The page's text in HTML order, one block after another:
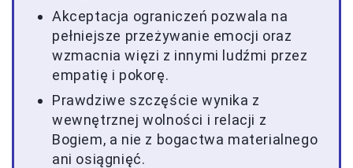
Akceptacja ograniczeń pozwala na
pełniejsze przeżywanie emocji oraz
wzmacnia więzi z innymi ludźmi przez
empatię i pokorę.
Prawdziwe szczęście wynika z
wewnętrznej wolności i relacji z
Bogiem, a nie z bogactwa materialnego
ani osiągnięć.